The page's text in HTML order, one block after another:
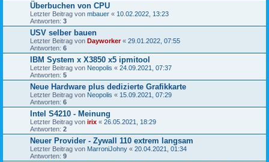
Überbuchen von CPU
Letzter Beitrag von mbauer « 10.02.2022, 13:23
Antworten: 3
USV selber bauen
Letzter Beitrag von Dayworker« 29.01.2022, 07:55
Antworten: 6
IBM System x X3850 x5 ipmitool
Letzter Beitrag von Neopolis « 24.09.2021, 07:37
Antworten: 5
Neue Hardware plus dedizierte Grafikkarte
Letzter Beitrag von Neopolis « 15.09.2021, 07:29
Antworten: 6
Intel S4210 - Meinung
Letzter Beitrag von irix « 26.05.2021, 18:29
Antworten: 2
Neuer Provider - Zywall 110 extrem langsam
Letzter Beitrag von MarroniJohny « 20.04.2021, 01:34
Antworten: 9